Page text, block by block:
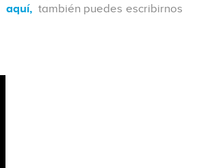
aquí, también puedes escribirnos